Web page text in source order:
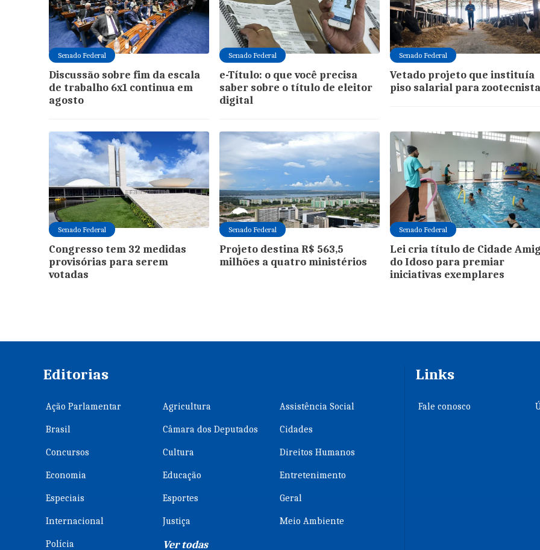
Senado Federal
Discussão sobre fim da escala
de trabalho 6x1 continua em
agosto
Senado Federal
e-Título: o que você precisa
saber sobre o título de eleitor
digital
Senado Federal
Vetado projeto que instituía
piso salarial para
Senado Federal
Congresso tem 32 medidas
provisórias para serem
votadas
Senado Federal
Projeto destina R$ 563,5
milhões a quatro ministérios
Senado Federal
Lei cria título de Cidade
do Idoso para premiar
iniciativas exemplares
Editorias
Ação Parlamentar Agricultura Assistência Social
Brasil Câmara dos Deputados Cidades
Concursos Cultura Direitos Humanos
Economia Educação Entretenimento
Especiais Esportes Geral
Internacional Justiça Meio Ambiente
Polícia Ver todas
Links
Fale conosco